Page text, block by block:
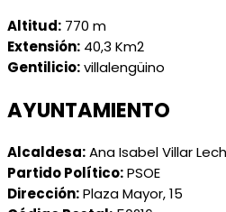
Altitud: 770 m
Extensión: 40,3 Km2
Gentilicio:villalengüino
AYUNTAMIENTO
Alcaldesa:Ana Isabel Villar
Partido Político:PSOE
Dirección:Plaza Mayor, 15